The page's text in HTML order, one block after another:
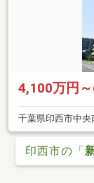
4,100万円
千葉県印西市中央
印西市の「